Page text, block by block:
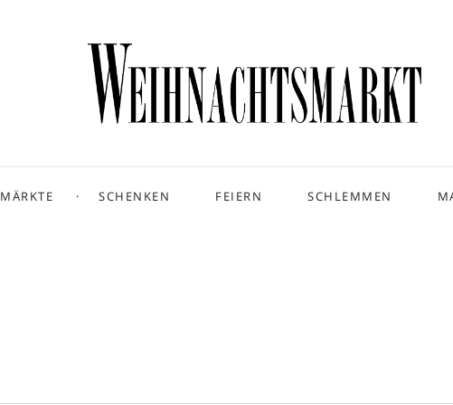
MÄRKTE SCHENKEN FEIERN SCHLEMMEN